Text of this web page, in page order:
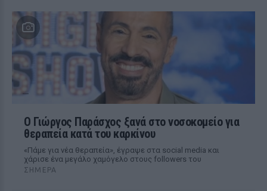
O Γιώργος Παράσχος ξανά στο νοσοκομείο για
θεραπεία κατά του καρκίνου
«Πάμε για νέα θεραπεία», έγραψε στα social media και
χάρισε ένα μεγάλο χαμόγελο στους followers του
ΣΉΜΕΡΑ